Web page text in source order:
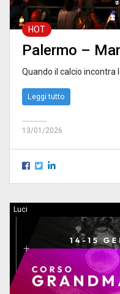
HOT
Palermo –
Quando il calcio incontra
Leggi tutto
13/01/2026
Luci